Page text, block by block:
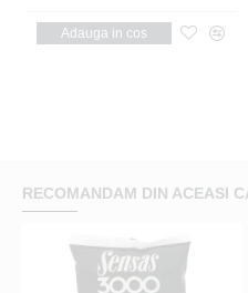
Adauga in cos
RECOMANDAM DIN ACEASI